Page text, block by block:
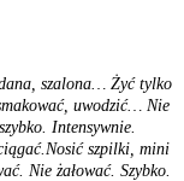
szalona… Żyć tylko
uwodzić… Nie
Intensywnie.
szpilki, mini
Nie żałować. Szybko.